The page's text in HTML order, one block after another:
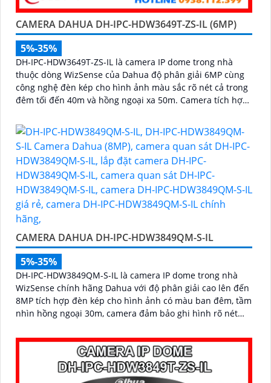
CAMERA DAHUA DH-IPC-HDW3649T-ZS-IL (6MP)
5%-35%
DH-IPC-HDW3649T-ZS-IL là camera IP dome trong nhà
thuộc dòng WizSense của Dahua độ phân giải 6MP cùng
công nghệ đèn kép cho hình ảnh màu sắc rõ nét cả trong
đêm tối đến 40m và hồng ngoại xa 50m. Camera tích hợp
năng phát hiện chính xác người và phương tiện, nâng cao
hiệu quả giám sát an ninh hỗ trợ PoE và giá rẻ hiệu quả
CAMERA DAHUA DH-IPC-HDW3849QM-S-IL
5%-35%
DH-IPC-HDW3849QM-S-IL là camera IP dome trong nhà
WizSense chính hãng Dahua với độ phân giải cao lên đến
8MP tích hợp đèn kép cho hình ảnh có màu ban đêm, tầm
nhìn hồng ngoại 30m, camera đảm bảo ghi hình rõ nét
512GB, tích hợp micro ghi âm, chuẩn POE và khả năng
nhận diện chính xác người và phương tiện giám sát an